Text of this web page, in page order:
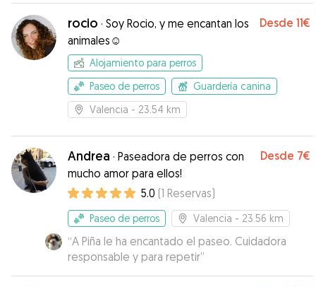
rocio · Soy Rocio, y me encantan los
animales☺️
Desde 11€
Alojamiento para perros
Paseo de perros
Guardería canina
Valencia - 23.54 km
Andrea · Paseadora de perros con
mucho amor para ellos!
Desde 7€
5.0 (1 Reservas)
Paseo de perros Valencia - 23.56 km
“A Piña le ha encantado el paseo. Cuidadora
responsable y para repetir”